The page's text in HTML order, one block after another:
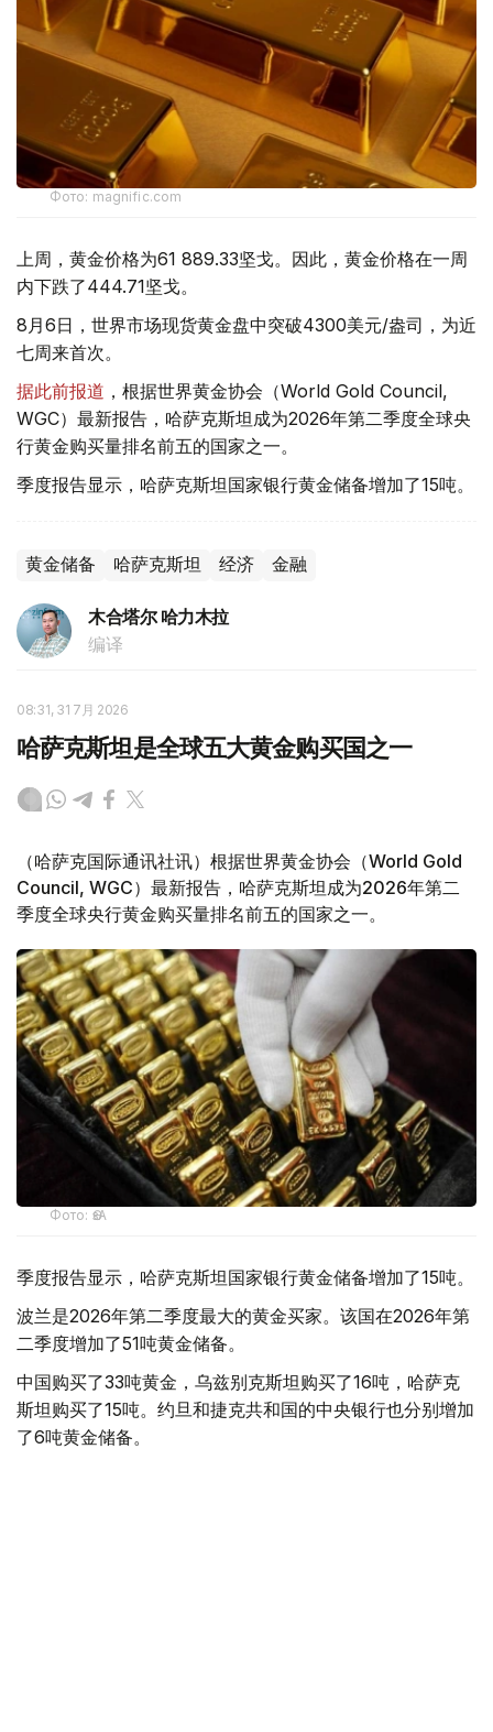
Фото: magnific.com
上周，黄金价格为61 889.33坚戈。因此，黄金价格在一周
内下跌了444.71坚戈。
8月6日，世界市场现货黄金盘中突破4300美元/盎司，为近
七周来首次。
据此前报道 ，根据世界黄金协会（World Gold Council,
WGC）最新报告，哈萨克斯坦成为2026年第二季度全球央
行黄金购买量排名前五的国家之一。
季度报告显示，哈萨克斯坦国家银行黄金储备增加了15吨。
黄金储备 哈萨克斯坦 经济 金融
木合塔尔 哈力木拉
编译
08:31, 31 7月 2026
哈萨克斯坦是全球五大黄金购买国之一
（哈萨克国际通讯社讯）根据世界黄金协会（World Gold
Council, WGC）最新报告，哈萨克斯坦成为2026年第二
季度全球央行黄金购买量排名前五的国家之一。
Фото: ӨзА
季度报告显示，哈萨克斯坦国家银行黄金储备增加了15吨。
波兰是2026年第二季度最大的黄金买家。该国在2026年第
二季度增加了51吨黄金储备。
中国购买了33吨黄金，乌兹别克斯坦购买了16吨，哈萨克
斯坦购买了15吨。约旦和捷克共和国的中央银行也分别增加
了6吨黄金储备。